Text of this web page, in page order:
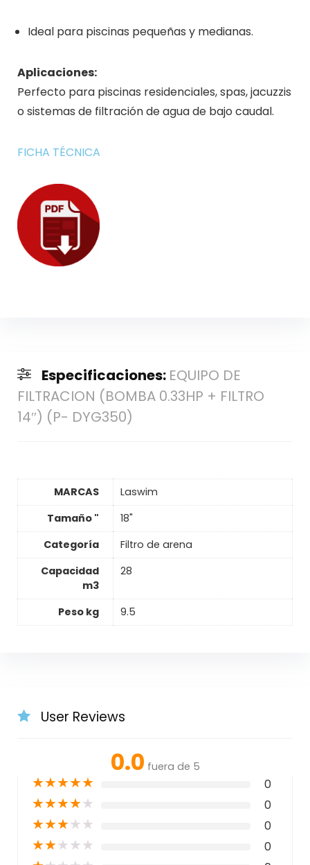
Ideal para piscinas pequeñas y medianas.
Aplicaciones:
Perfecto para piscinas residenciales, spas, jacuzzis
o sistemas de filtración de agua de bajo caudal.
FICHA TÉCNICA
Especificaciones: EQUIPO DE
FILTRACION (BOMBA 0.33HP + FILTRO
14″) (P- DYG350)
MARCAS
Laswim
Tamaño "
18"
Categoría
Filtro de arena
Capacidad
m3
28
Peso kg 9.5
User Reviews
0.0 fuera de 5
★★★★★ 0
★★★★★ 0
★★★★★ 0
★★★★★ 0